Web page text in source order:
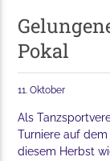
Pokal
11. Oktober
Als
Turniere auf
diesem Herbst